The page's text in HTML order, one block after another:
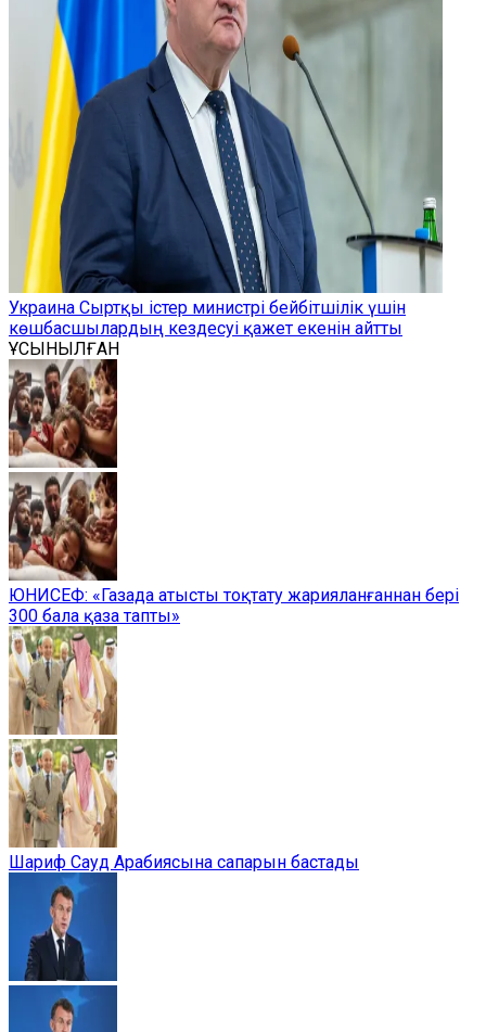
Украина Сыртқы істер министрі бейбітшілік үшін
көшбасшылардың кездесуі қажет екенін айтты
ҰСЫНЫЛҒАН
ЮНИСЕФ: «Газада атысты тоқтату жарияланғаннан бері
300 бала қаза тапты»
Шариф Сауд Арабиясына сапарын бастады